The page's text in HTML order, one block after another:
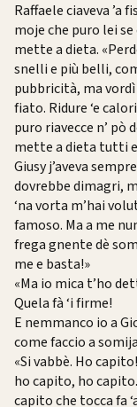
Raffaele ciaveva ’a
moje che puro lei se
mette a dieta.
snelli e più belli,
pubbricità, ma
fiato. Ridure ‘e
puro riavecce n’ pò
mette a dieta tutti e
Giusy j’aveva
dovrebbe dimagri,
‘na vorta m’hai
famoso. Ma a me
frega gnente dè
me e basta!»
«Ma io mica t’ho
Quela fà ‘i firme!
E nemmanco io a
come faccio a
«Si vabbè. Ho
ho capito, ho
capito che tocca fa